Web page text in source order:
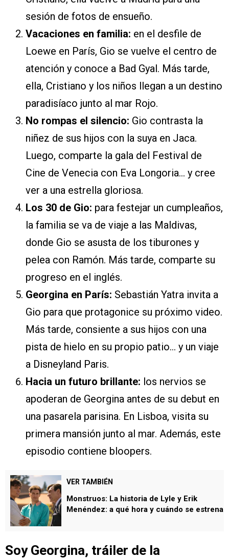
sesión de fotos de ensueño.
Vacaciones en familia: en el desfile de
Loewe en París, Gio se vuelve el centro de
atención y conoce a Bad Gyal. Más tarde,
ella, Cristiano y los niños llegan a un destino
paradisíaco junto al mar Rojo.
No rompas el silencio: Gio contrasta la
niñez de sus hijos con la suya en Jaca.
Luego, comparte la gala del Festival de
Cine de Venecia con Eva Longoria… y cree
ver a una estrella gloriosa.
Los 30 de Gio: para festejar un cumpleaños,
la familia se va de viaje a las Maldivas,
donde Gio se asusta de los tiburones y
pelea con Ramón. Más tarde, comparte su
progreso en el inglés.
Georgina en París: Sebastián Yatra invita a
Gio para que protagonice su próximo video.
Más tarde, consiente a sus hijos con una
pista de hielo en su propio patio… y un viaje
a Disneyland Paris.
Hacia un futuro brillante: los nervios se
apoderan de Georgina antes de su debut en
una pasarela parisina. En Lisboa, visita su
primera mansión junto al mar. Además, este
episodio contiene bloopers.
VER TAMBIÉN
Monstruos: La historia de Lyle y Erik
Menéndez: a qué hora y cuándo se estrena
Soy Georgina, tráiler de la